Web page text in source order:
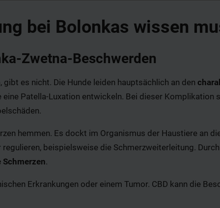
bei Bolonkas wissen
Zwetna-Beschwerden
es nicht. Die Hunde leiden hauptsächlich an den
eine Patella-Luxation entwickeln. Bei dieser Komplikation
hemmen. Es dockt im Organismus der Haustiere an
beispielsweise die Schmerzweiterleitung.
.
Erkrankungen oder einem Tumor. CBD kann die